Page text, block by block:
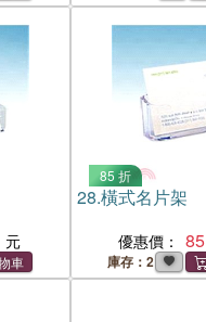
85 折
28.橫式名片架
優惠價： 85
庫存：2